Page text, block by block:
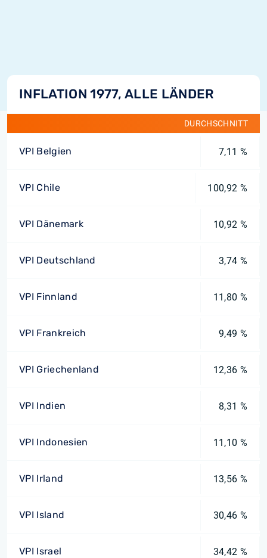
INFLATION 1977, ALLE LÄNDER
DURCHSCHNITT
VPI Belgien 7,11 %
VPI Chile 100,92 %
VPI Dänemark 10,92 %
VPI Deutschland 3,74 %
VPI Finnland 11,80 %
VPI Frankreich 9,49 %
VPI Griechenland 12,36 %
VPI Indien 8,31 %
VPI Indonesien 11,10 %
VPI Irland 13,56 %
VPI Island 30,46 %
VPI Israel 34,42 %